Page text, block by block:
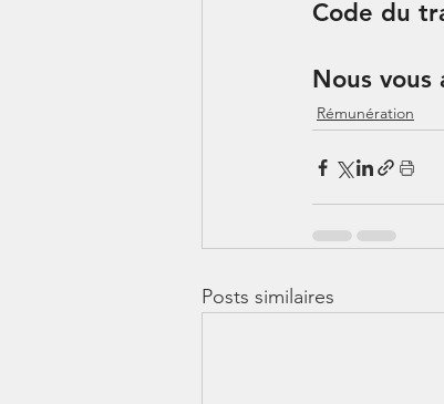
Code du
Nous vous
Rémunération
Posts similaires